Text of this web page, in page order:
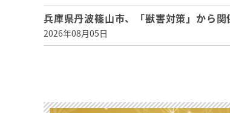
兵庫県丹波篠山市、「獣害対策」から
2026年08月05日